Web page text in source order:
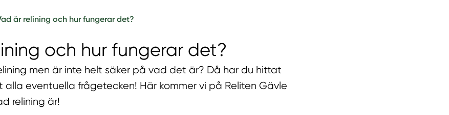
är relining och hur fungerar det?
och hur fungerar det?
men är inte helt säker på vad det är? Då har du hittat
eventuella frågetecken! Här kommer vi på Reliten Gävle
relining är!